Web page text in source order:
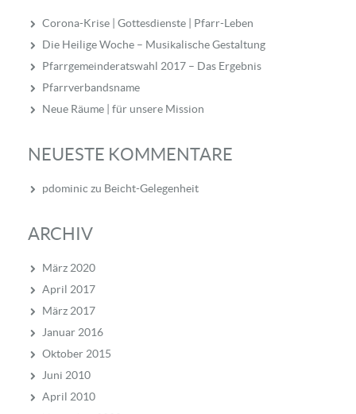
Corona-Krise | Gottesdienste | Pfarr-Leben
Die Heilige Woche – Musikalische Gestaltung
Pfarrgemeinderatswahl 2017 – Das Ergebnis
Pfarrverbandsname
Neue Räume | für unsere Mission
NEUESTE KOMMENTARE
pdominic zu Beicht-Gelegenheit
ARCHIV
März 2020
April 2017
März 2017
Januar 2016
Oktober 2015
Juni 2010
April 2010